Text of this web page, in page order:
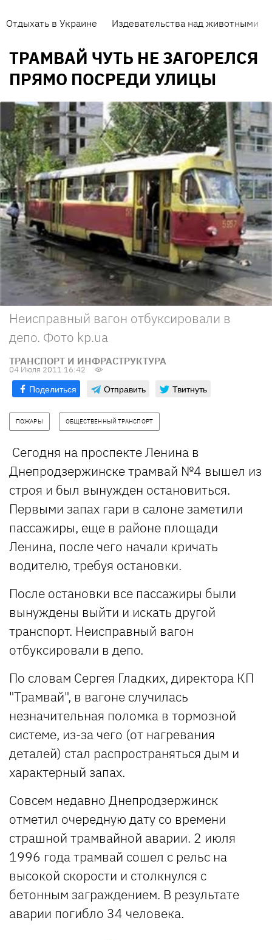
Отдыхать в Украине Издевательства над животными
ТРАМВАЙ ЧУТЬ НЕ ЗАГОРЕЛСЯ
ПРЯМО ПОСРЕДИ УЛИЦЫ
Неисправный вагон отбуксировали в
депо. Фото kp.ua
ТРАНСПОРТ И ИНФРАСТРУКТУРА
04 Июля 2011 16:42
Поделиться Отправить Твитнуть
ПОЖАРЫ ОБЩЕСТВЕННЫЙ ТРАНСПОРТ
Сегодня на проспекте Ленина в
Днепродзержинске трамвай №4 вышел из
строя и был вынужден остановиться.
Первыми запах гари в салоне заметили
пассажиры, еще в районе площади
Ленина, после чего начали кричать
водителю, требуя остановки.
После остановки все пассажиры были
вынуждены выйти и искать другой
транспорт. Неисправный вагон
отбуксировали в депо.
По словам Сергея Гладких, директора КП
"Трамвай", в вагоне случилась
незначительная поломка в тормозной
системе, из-за чего (от нагревания
деталей) стал распространяться дым и
характерный запах.
Совсем недавно Днепродзержинск
отметил очередную дату со времени
страшной трамвайной аварии. 2 июля
1996 года трамвай сошел с рельс на
высокой скорости и столкнулся с
бетонным заграждением. В результате
аварии погибло 34 человека.